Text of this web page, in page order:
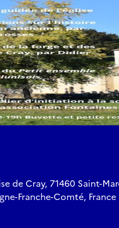
de Cray, 71460 Saint-
Franche-Comté, France